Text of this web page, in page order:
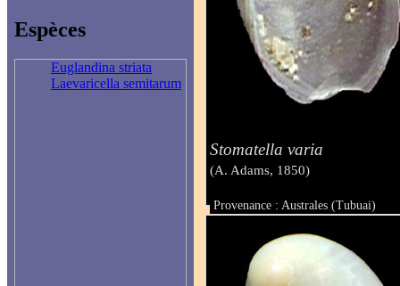
Espèces
Euglandina striata
Laevaricella semitarum
Stomatella varia
(A. Adams, 1850)
Provenance : Australes (Tubuai)
Taille : 5.5 mm